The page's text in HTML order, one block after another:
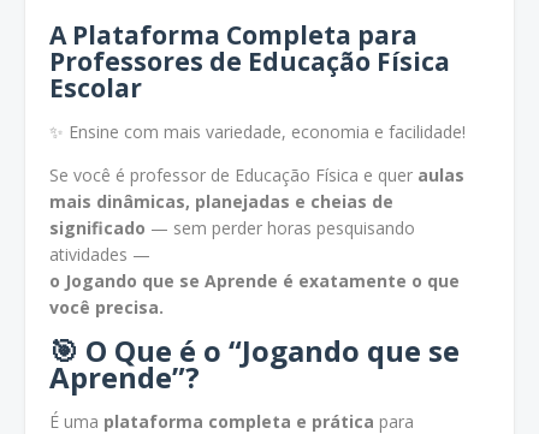
A Plataforma Completa para
Professores de Educação Física
Escolar
✨ Ensine com mais variedade, economia e facilidade!
Se você é professor de Educação Física e quer aulas
mais dinâmicas, planejadas e cheias de
significado — sem perder horas pesquisando
atividades —
o Jogando que se Aprende é exatamente o que
você precisa.
🎯 O Que é o “Jogando que se
Aprende”?
É uma plataforma completa e prática para